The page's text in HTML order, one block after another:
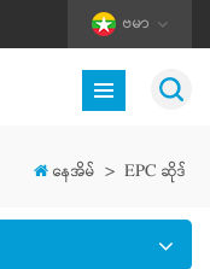
ဗမာ
နေအိမ် > EPC ဆိုဒ်